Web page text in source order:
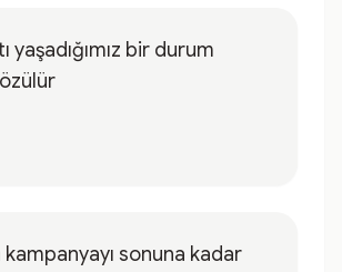
yaşadığımız bir durum
kampanyayı sonuna kadar